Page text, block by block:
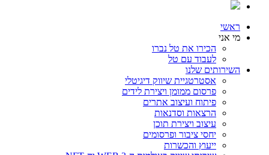
ראשי
מי אני
הכירו את טל נברו
לעבוד עם טל
השירותים שלנו
אסטרטגיית שיווק דיגיטלי
פרסום ממומן ויצירת לידים
פיתוח ועיצוב אתרים
הרצאות וסדנאות
עיצוב ויצירת תוכן
יחסי ציבור ופרסומים
ייעוץ והכשרות